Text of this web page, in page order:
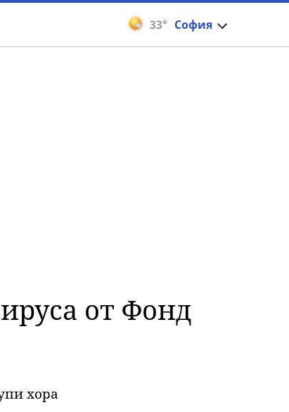
33° София
от Фонд
хора